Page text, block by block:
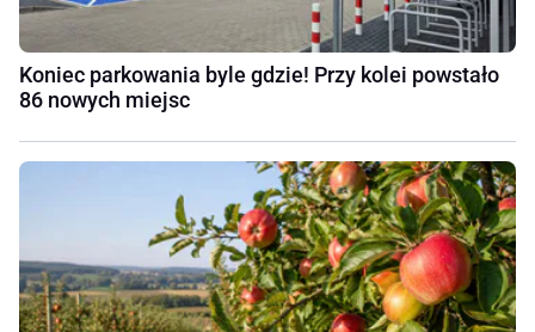
Koniec parkowania byle gdzie! Przy kolei powstało
86 nowych miejsc